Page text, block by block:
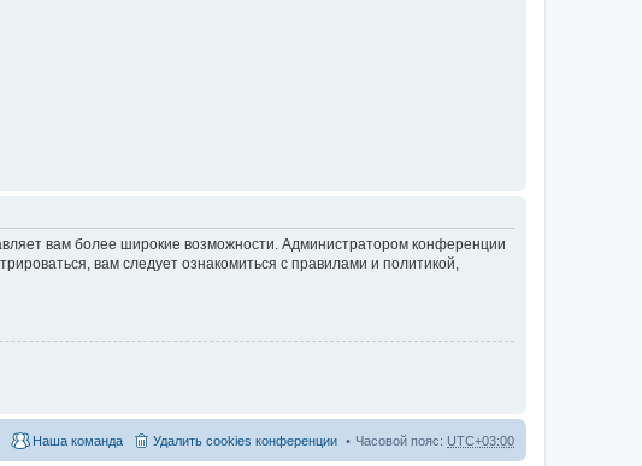
вам более широкие возможности. Администратором конференции
вам следует ознакомиться с правилами и политикой,
Часовой пояс: UTC+03:00
Удалить cookies конференции
Наша команда